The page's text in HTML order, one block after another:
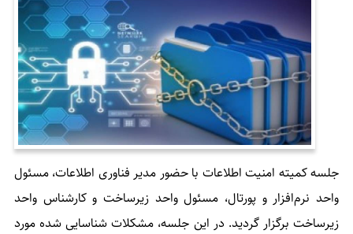
جلسه کمیته امنیت اطلاعات با حضور مدیر فناوری اطلاعات، مسئول
واحد نرم‌افزار و پورتال، مسئول واحد زیرساخت و کارشناس واحد
زیرساخت برگزار گردید. در این جلسه، مشکلات شناسایی شده مورد